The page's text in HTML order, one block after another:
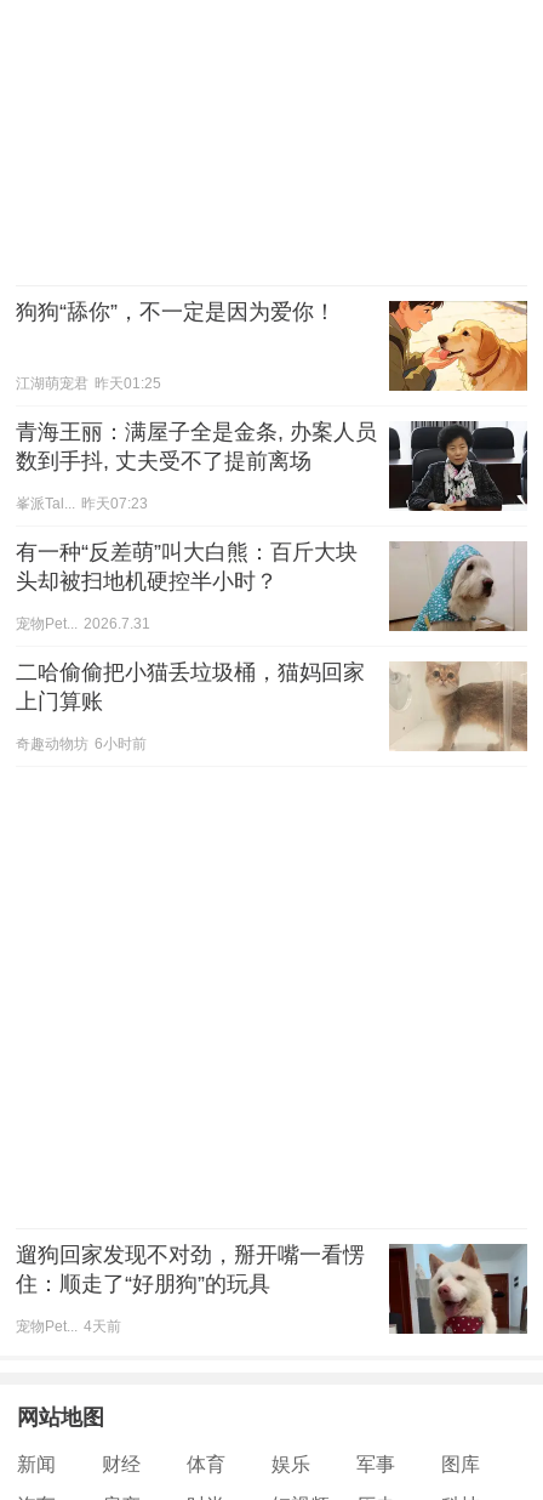
狗狗“舔你”，不一定是因为爱你！
江湖萌宠君 昨天01:25
青海王丽：满屋子全是金条, 办案人员
数到手抖, 丈夫受不了提前离场
峯派Tal... 昨天07:23
有一种“反差萌”叫大白熊：百斤大块
头却被扫地机硬控半小时？
宠物Pet... 2026.7.31
二哈偷偷把小猫丢垃圾桶，猫妈回家
上门算账
奇趣动物坊 6小时前
遛狗回家发现不对劲，掰开嘴一看愣
住：顺走了“好朋狗”的玩具
宠物Pet... 4天前
网站地图
新闻 财经 体育 娱乐 军事
图库